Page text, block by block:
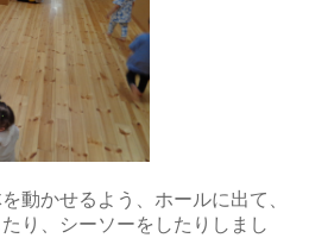
動かせるよう、ホールに出て、
り、シーソーをしたりしまし